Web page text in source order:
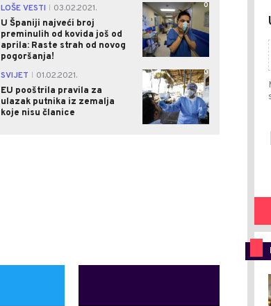
LOŠE VESTI
03.02.2021.
U Španiji najveći broj
preminulih od kovida još od
aprila: Raste strah od novog
pogoršanja!
0
SVIJET
01.02.2021.
EU pooštrila pravila za
ulazak putnika iz zemalja
koje nisu članice
0